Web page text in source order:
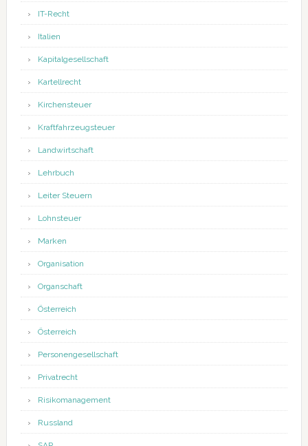
IT-Recht
Italien
Kapitalgesellschaft
Kartellrecht
Kirchensteuer
Kraftfahrzeugsteuer
Landwirtschaft
Lehrbuch
Leiter Steuern
Lohnsteuer
Marken
Organisation
Organschaft
Österreich
Österreich
Personengesellschaft
Privatrecht
Risikomanagement
Russland